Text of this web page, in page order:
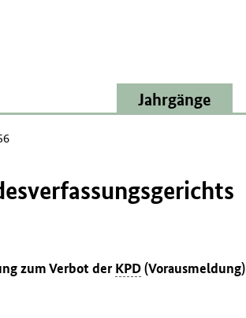
Jahrgänge
zum Verbot derKPD(Vorausmeldung)